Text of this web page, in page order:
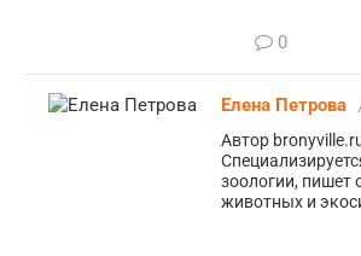
0
Елена Петрова
Автор
зоологии, пишет
животных и